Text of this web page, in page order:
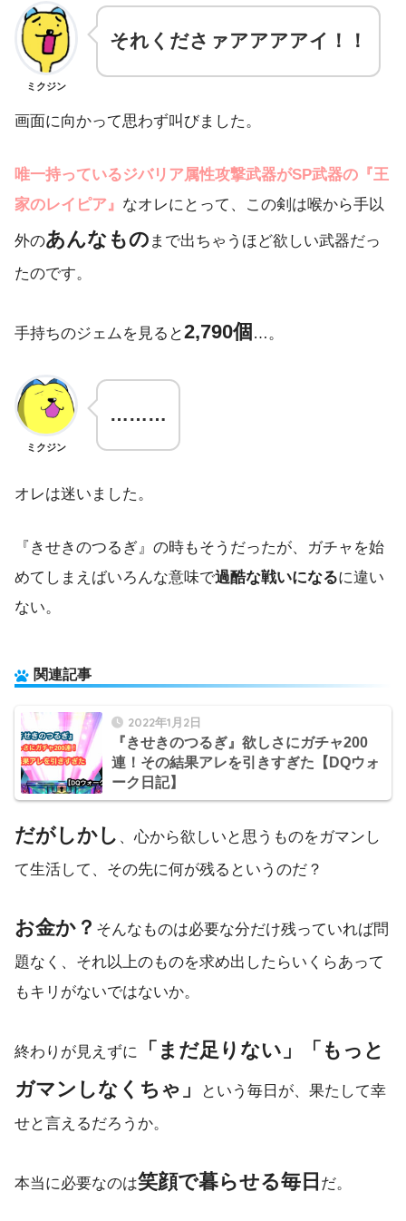
ミクジン
それくださァアアアアイ！！
画面に向かって思わず叫びました。
唯一持っているジバリア属性攻撃武器がSP武器の『王
家のレイピア』 なオレにとって、この剣は喉から手以
外のあんなもの まで出ちゃうほど欲しい武器だっ
たのです。
手持ちのジェムを見ると2,790個 …。
ミクジン
………
オレは迷いました。
『きせきのつるぎ』の時もそうだったが、ガチャを始
めてしまえばいろんな意味で過酷な戦いになるに違い
ない。
関連記事
2022年1月2日
『きせきのつるぎ』欲しさにガチャ200
連！その結果アレを引きすぎた【DQウォ
ーク日記】
だがしかし 、心から欲しいと思うものをガマンし
て生活して、その先に何が残るというのだ？
お金か？ そんなものは必要な分だけ残っていれば問
題なく、それ以上のものを求め出したらいくらあって
もキリがないではないか。
終わりが見えずに
「まだ足りない」「もっと
ガマンしなくちゃ」
という毎日が、果たして幸
せと言えるだろうか。
本当に必要なのは笑顔で暮らせる毎日 だ。